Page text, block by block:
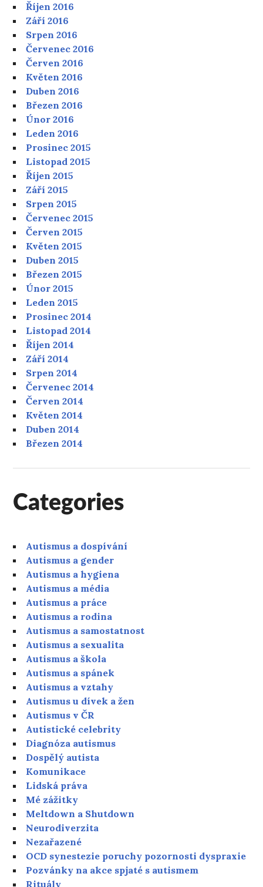
Říjen 2016
Září 2016
Srpen 2016
Červenec 2016
Červen 2016
Květen 2016
Duben 2016
Březen 2016
Únor 2016
Leden 2016
Prosinec 2015
Listopad 2015
Říjen 2015
Září 2015
Srpen 2015
Červenec 2015
Červen 2015
Květen 2015
Duben 2015
Březen 2015
Únor 2015
Leden 2015
Prosinec 2014
Listopad 2014
Říjen 2014
Září 2014
Srpen 2014
Červenec 2014
Červen 2014
Květen 2014
Duben 2014
Březen 2014
Categories
Autismus a dospívání
Autismus a gender
Autismus a hygiena
Autismus a média
Autismus a práce
Autismus a rodina
Autismus a samostatnost
Autismus a sexualita
Autismus a škola
Autismus a spánek
Autismus a vztahy
Autismus u dívek a žen
Autismus v ČR
Autistické celebrity
Diagnóza autismus
Dospělý autista
Komunikace
Lidská práva
Mé zážitky
Meltdown a Shutdown
Neurodiverzita
Nezařazené
OCD synestezie poruchy pozornosti dyspraxie
Pozvánky na akce spjaté s autismem
Rituály